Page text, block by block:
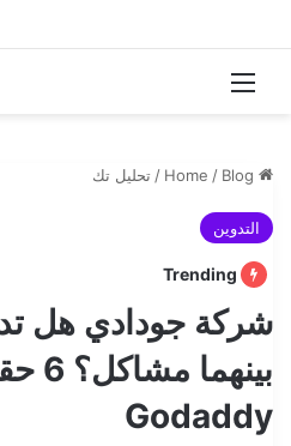
Menu
/ Blog
/ تحليل تك
التدوين
شركة جودادي هل
Godaddy